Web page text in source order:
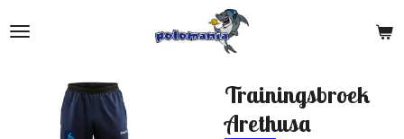
direct
hoofdinhoud
Trainingsbroek
Arethusa